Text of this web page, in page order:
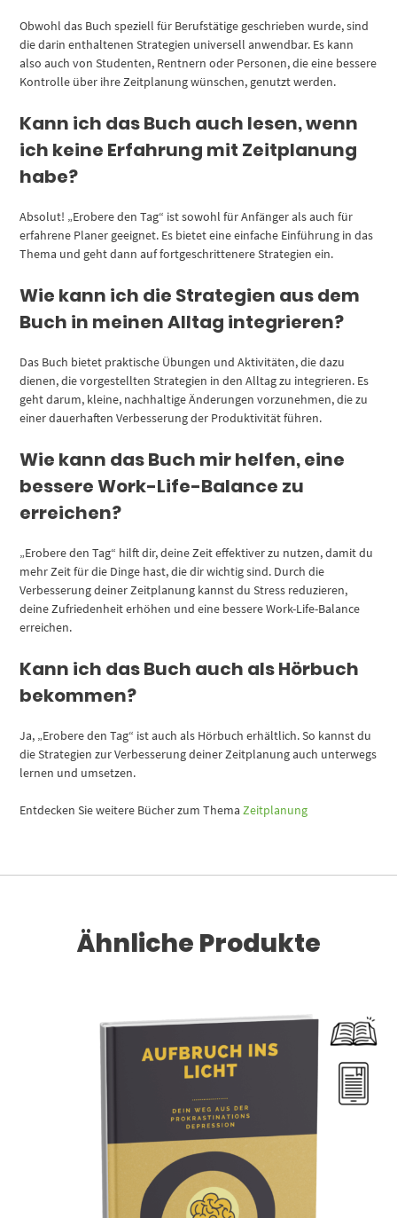
Obwohl das Buch speziell für Berufstätige geschrieben wurde, sind
die darin enthaltenen Strategien universell anwendbar. Es kann
also auch von Studenten, Rentnern oder Personen, die eine bessere
Kontrolle über ihre Zeitplanung wünschen, genutzt werden.
Kann ich das Buch auch lesen, wenn
ich keine Erfahrung mit Zeitplanung
habe?
Absolut! „Erobere den Tag“ ist sowohl für Anfänger als auch für
erfahrene Planer geeignet. Es bietet eine einfache Einführung in das
Thema und geht dann auf fortgeschrittenere Strategien ein.
Wie kann ich die Strategien aus dem
Buch in meinen Alltag integrieren?
Das Buch bietet praktische Übungen und Aktivitäten, die dazu
dienen, die vorgestellten Strategien in den Alltag zu integrieren. Es
geht darum, kleine, nachhaltige Änderungen vorzunehmen, die zu
einer dauerhaften Verbesserung der Produktivität führen.
Wie kann das Buch mir helfen, eine
bessere Work-Life-Balance zu
erreichen?
„Erobere den Tag“ hilft dir, deine Zeit effektiver zu nutzen, damit du
mehr Zeit für die Dinge hast, die dir wichtig sind. Durch die
Verbesserung deiner Zeitplanung kannst du Stress reduzieren,
deine Zufriedenheit erhöhen und eine bessere Work-Life-Balance
erreichen.
Kann ich das Buch auch als Hörbuch
bekommen?
Ja, „Erobere den Tag“ ist auch als Hörbuch erhältlich. So kannst du
die Strategien zur Verbesserung deiner Zeitplanung auch unterwegs
lernen und umsetzen.
Entdecken Sie weitere Bücher zum ThemaZeitplanung
Ähnliche Produkte